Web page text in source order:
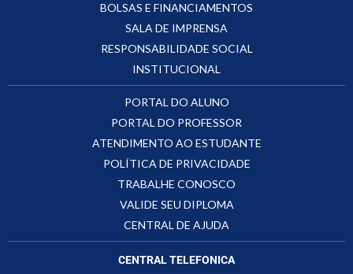
BOLSAS E FINANCIAMENTOS
SALA DE IMPRENSA
RESPONSABILIDADE SOCIAL
INSTITUCIONAL
PORTAL DO ALUNO
PORTAL DO PROFESSOR
ATENDIMENTO AO ESTUDANTE
POLÍTICA DE PRIVACIDADE
TRABALHE CONOSCO
VALIDE SEU DIPLOMA
CENTRAL DE AJUDA
CENTRAL TELEFONICA